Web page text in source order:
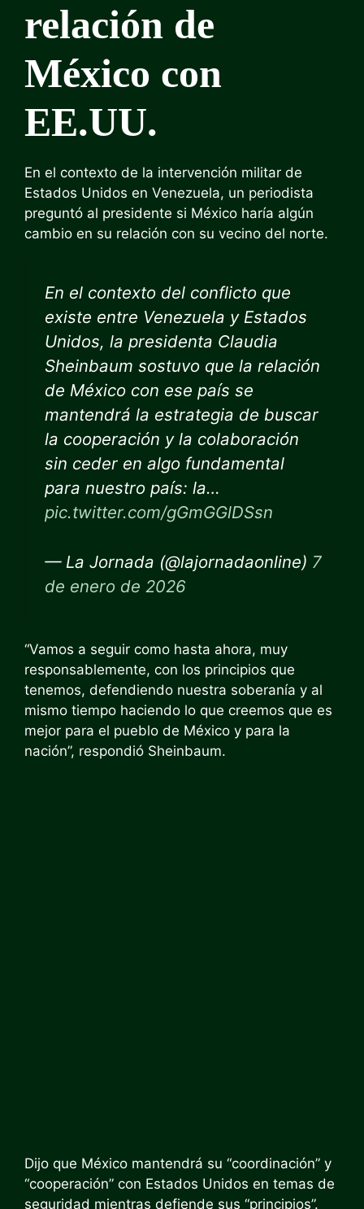
relación de
México con
EE.UU.
En el contexto de la intervención militar de
Estados Unidos en Venezuela, un periodista
preguntó al presidente si México haría algún
cambio en su relación con su vecino del norte.
En el contexto del conflicto que
existe entre Venezuela y Estados
Unidos, la presidenta Claudia
Sheinbaum sostuvo que la relación
de México con ese país se
mantendrá la estrategia de buscar
la cooperación y la colaboración
sin ceder en algo fundamental
para nuestro país: la…
pic.twitter.com/gGmGGlDSsn
— La Jornada (@lajornadaonline) 7
de enero de 2026
“Vamos a seguir como hasta ahora, muy
responsablemente, con los principios que
tenemos, defendiendo nuestra soberanía y al
mismo tiempo haciendo lo que creemos que es
mejor para el pueblo de México y para la
nación”, respondió Sheinbaum.
Dijo que México mantendrá su “coordinación” y
“cooperación” con Estados Unidos en temas de
seguridad mientras defiende sus “principios”.